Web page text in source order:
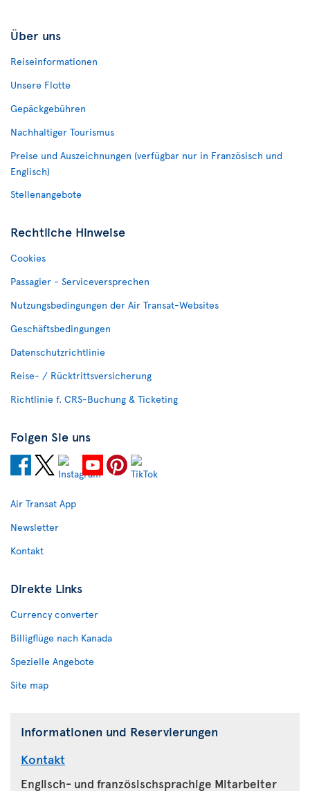
Über uns
Reiseinformationen
Unsere Flotte
Gepäckgebühren
Nachhaltiger Tourismus
Preise und Auszeichnungen (verfügbar nur in Französisch und
Englisch)
Stellenangebote
Rechtliche Hinweise
Cookies
Passagier - Serviceversprechen
Nutzungsbedingungen der Air Transat-Websites
Geschäftsbedingungen
Datenschutzrichtlinie
Reise- / Rücktrittsversicherung
Richtlinie f. CRS-Buchung & Ticketing
Folgen Sie uns
Air Transat App
Newsletter
Kontakt
Direkte Links
Currency converter
Billigflüge nach Kanada
Spezielle Angebote
Site map
Informationen und Reservierungen
Kontakt
Englisch- und französischsprachige Mitarbeiter